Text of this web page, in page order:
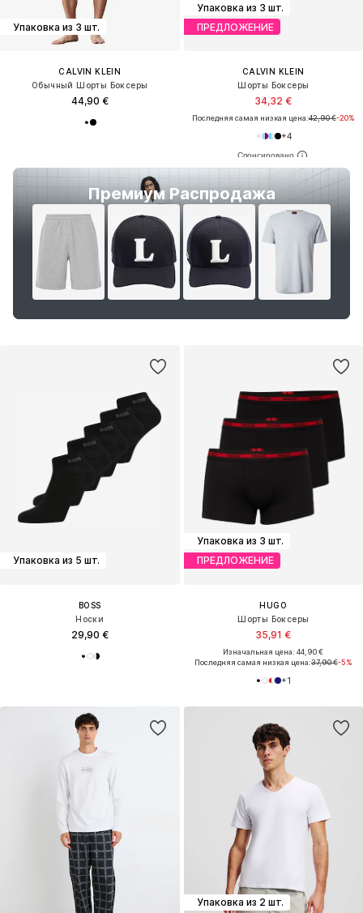
Упаковка из 3 шт.
CALVIN KLEIN
Обычный Шорты Боксеры
44,90 €
Премиум Распродажа
Упаковка из 3 шт.
ПРЕДЛОЖЕНИЕ
CALVIN KLEIN
Шорты Боксеры
34,32 €
Последняя самая низкая цена:42,90 €-20%
+4
Упаковка из 5 шт.
BOSS
Носки
29,90 €
Упаковка из 3 шт.
ПРЕДЛОЖЕНИЕ
HUGO
Шорты Боксеры
35,91 €
Изначальная цена: 44,90 €
Последняя самая низкая цена:37,90 €-5%
+1
Упаковка из 2 шт.